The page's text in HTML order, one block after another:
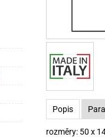
Příslušenství pro zbraně
Brokovnice opakovací
Brokovnice samonabíjecí
Pistole samonabíjecí
Příslušenství pro nože
Obranné sprejePopis
rozměry: 50 x